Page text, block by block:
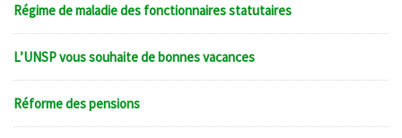
Régime de maladie des fonctionnaires statutaires
L’UNSP vous souhaite de bonnes vacances
Réforme des pensions